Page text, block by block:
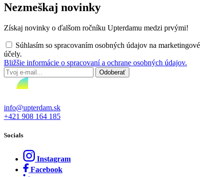
Nezmeškaj novinky
Získaj novinky o ďalšom ročníku Upterdamu medzi prvými!
Súhlasím so spracovaním osobných údajov na marketingové
účely.
Bližšie informácie o spracovaní a ochrane osobných údajov.
info@upterdam.sk
+421 908 164 185
Socials
Instagram
Facebook